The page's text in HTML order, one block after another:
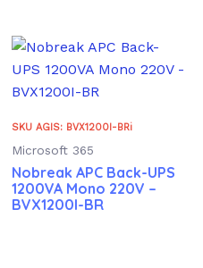
SKU AGIS: BVX1200I-BRi
Microsoft 365
Nobreak APC Back-UPS
1200VA Mono 220V –
BVX1200I-BR